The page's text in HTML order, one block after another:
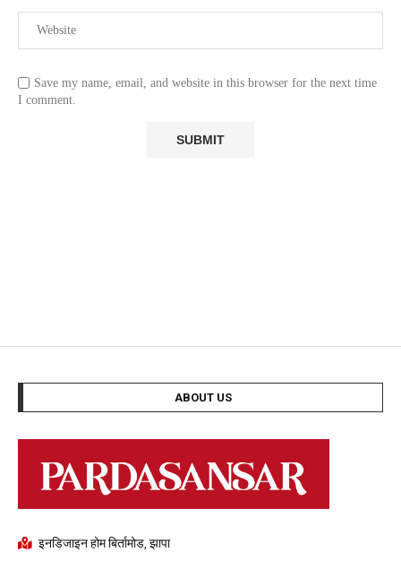
Save my name, email, and website in this browser for the next time
I comment.
ABOUT US
इनडिजाइन होम बिर्तामोड, झापा